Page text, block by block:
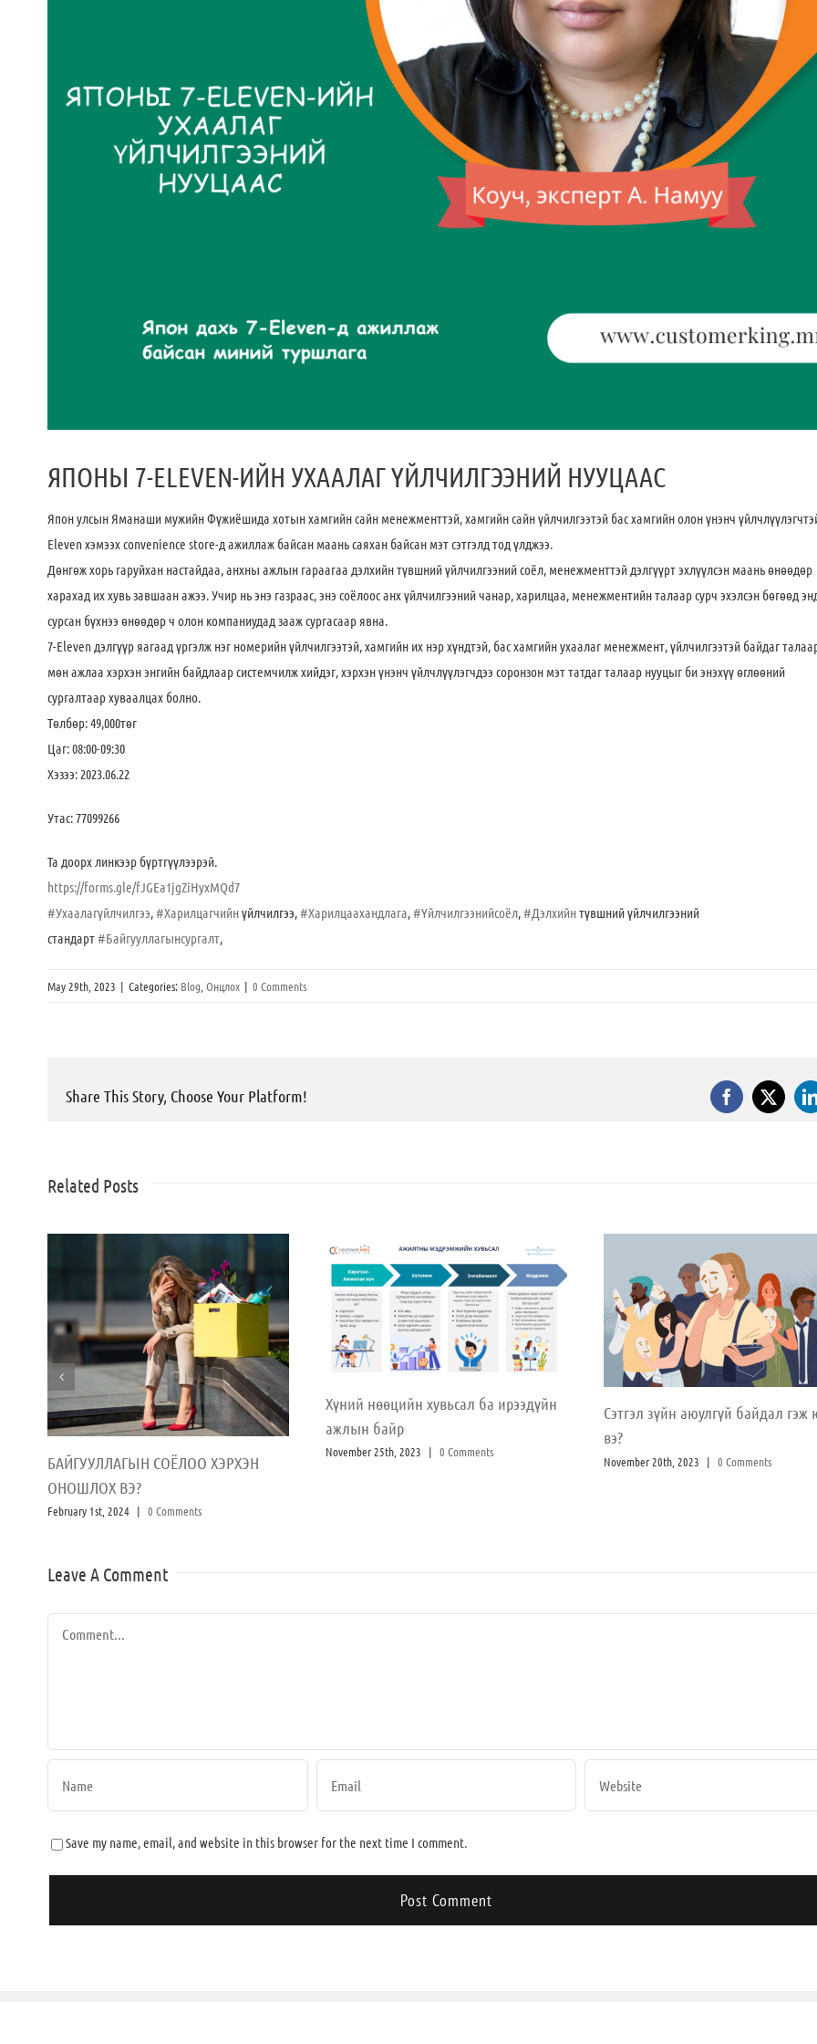
ЯПОНЫ 7-ELEVEN-ИЙН УХААЛАГ ҮЙЛЧИЛГЭЭНИЙ НУУЦААС
Япон улсын Яманаши мужийн Фүжиёшида хотын хамгийн сайн менежменттэй, хамгийн сайн үйлчилгээтэй бас хамгийн олон үнэнч
Eleven хэмээх convenience store-д ажиллаж байсан маань саяхан байсан мэт сэтгэлд тод үлджээ.
Дөнгөж хорь гаруйхан настайдаа, анхны ажлын гараагаа дэлхийн түвшний үйлчилгээний соёл, менежменттэй дэлгүүрт эхлүүлсэн маань өнөөдөр
харахад их хувь завшаан ажээ. Учир нь энэ газраас, энэ соёлоос анх үйлчилгээний чанар, харилцаа, менежментийн талаар сурч эхэлсэн бөгөөд
сурсан бүхнээ өнөөдөр ч олон компаниудад зааж сургасаар явна.
7-Eleven дэлгүүр яагаад үргэлж нэг номерийн үйлчилгээтэй, хамгийн их нэр хүндтэй, бас хамгийн ухаалаг менежмент, үйлчилгээтэй байдаг
мөн ажлаа хэрхэн энгийн байдлаар системчилж хийдэг, хэрхэн үнэнч үйлчлүүлэгчдээ соронзон мэт татдаг талаар нууцыг би энэхүү өглөөний
сургалтаар хуваалцах болно.
Төлбөр: 49,000төг
Цаг: 08:00-09:30
Хэзээ: 2023.06.22
Утас: 77099266
Та доорх линкээр бүртгүүлээрэй.
https://forms.gle/fJGEa1jgZiHyxMQd7
#Ухаалагүйлчилгээ,#Харилцагчийнүйлчилгээ,#Харилцаахандлага,#Үйлчилгээнийсоёл,#Дэлхийнтүвшний үйлчилгээний
стандарт#Байгууллагынсургалт,
May 29th, 2023 | Categories: Blog, Онцлох | 0 Comments
Share This Story, Choose Your Platform! Facebook
X
Related Posts
БАЙГУУЛЛАГЫН СОЁЛОО ХЭРХЭН
ОНОШЛОХ ВЭ?
February 1st, 2024 | 0 Comments
Хүний нөөцийн хувьсал ба ирээдүйн
ажлын байр
November 25th, 2023 | 0 Comments
Сэтгэл зүйн аюулгүй байдал гэж
вэ?
November 20th, 2023 | 0 Comments
Leave A Comment
Save my name, email, and website in this browser for the next time I comment.